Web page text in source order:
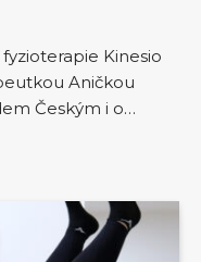
Kinesio
Aničkou
Českým i o…